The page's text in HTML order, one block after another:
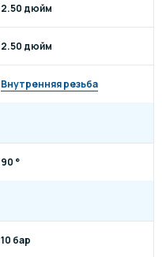
2.50 дюйм
2.50 дюйм
Внутренняя резьба
90 °
10 бар